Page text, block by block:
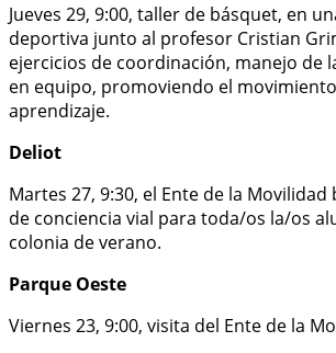
Jueves 29, 9:00, taller de básquet, en
deportiva junto al profesor Cristian
ejercicios de coordinación, manejo de
en equipo, promoviendo el
aprendizaje.
Deliot
Martes 27, 9:30, el Ente de la
de conciencia vial para toda/os la/os
colonia de verano.
Parque Oeste
Viernes 23, 9:00, visita del Ente de la